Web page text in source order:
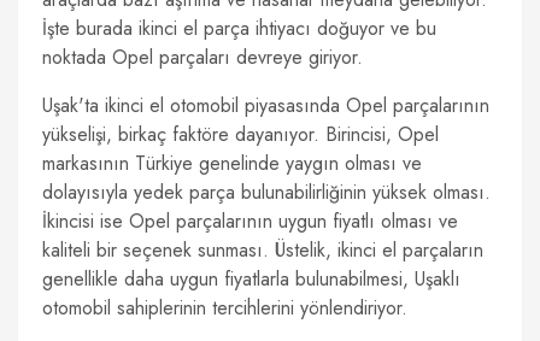
İşte burada ikinci el parça ihtiyacı doğuyor ve bu
noktada Opel parçaları devreye giriyor.
Uşak'ta ikinci el otomobil piyasasında Opel parçalarının
yükselişi, birkaç faktöre dayanıyor. Birincisi, Opel
markasının Türkiye genelinde yaygın olması ve
dolayısıyla yedek parça bulunabilirliğinin yüksek olması.
İkincisi ise Opel parçalarının uygun fiyatlı olması ve
kaliteli bir seçenek sunması. Üstelik, ikinci el parçaların
genellikle daha uygun fiyatlarla bulunabilmesi, Uşaklı
otomobil sahiplerinin tercihlerini yönlendiriyor.